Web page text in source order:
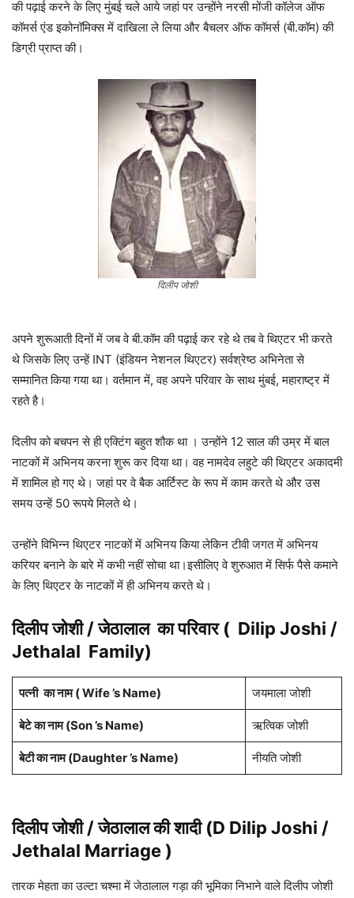
की पढ़ाई करने के लिए मुंबई चले आये जहां पर उन्होंने नरसी मोंजी कॉलेज ऑफ
कॉमर्स एंड इकोनॉमिक्स में दाखिला ले लिया और बैचलर ऑफ कॉमर्स (बी.कॉम) की
डिग्री प्राप्त की।
दिलीप जोशी
अपने शुरूआती दिनों में जब वे बी.कॉम की पढ़ाई कर रहे थे तब वे थिएटर भी करते
थे जिसके लिए उन्हें INT (इंडियन नेशनल थिएटर) सर्वश्रेष्ठ अभिनेता से
सम्मानित किया गया था। वर्तमान में, वह अपने परिवार के साथ मुंबई, महाराष्ट्र में
रहते है।
दिलीप को बचपन से ही एक्टिंग बहुत शौक था । उन्होंने 12 साल की उम्र में बाल
नाटकों में अभिनय करना शुरू कर दिया था। वह नामदेव लहुटे की थिएटर अकादमी
में शामिल हो गए थे। जहां पर वे बैक आर्टिस्ट के रूप में काम करते थे और उस
समय उन्हें 50 रूपये मिलते थे।
उन्होंने विभिन्न थिएटर नाटकों में अभिनय किया लेकिन टीवी जगत में अभिनय
करियर बनाने के बारे में कभी नहीं सोचा था।इसीलिए वे शुरुआत में सिर्फ पैसे कमाने
के लिए थिएटर के नाटकों में ही अभिनय करते थे।
दिलीप जोशी / जेठालाल का परिवार ( Dilip Joshi /
Jethalal Family)
पत्नी का नाम ( Wife ’s Name) जयमाला जोशी
बेटे का नाम (Son ’s Name) ऋत्विक जोशी
बेटी का नाम (Daughter ’s Name) नीयति जोशी
दिलीप जोशी / जेठालालकी शादी (D Dilip Joshi /
Jethalal Marriage )
तारक मेहता का उल्टा चश्मा में जेठालाल गड़ा की भूमिका निभाने वाले दिलीप जोशी